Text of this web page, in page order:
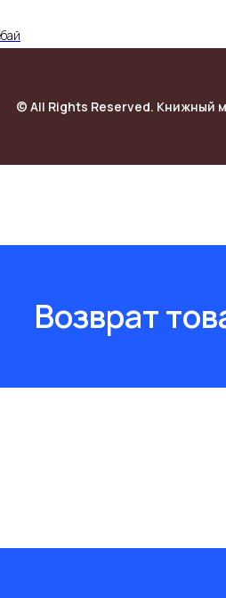
© All Rights Reserved. Книжный
Возврат